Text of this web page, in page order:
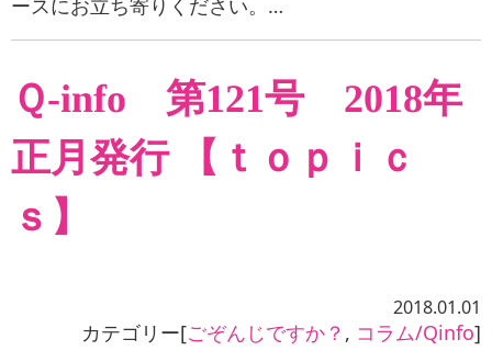
ースにお立ち寄りください。…
Ｑ-info 第121号 2018年
正月発行 【ｔｏｐｉｃ
ｓ】
2018.01.01
カテゴリー[ごぞんじですか？ , コラム/Qinfo]